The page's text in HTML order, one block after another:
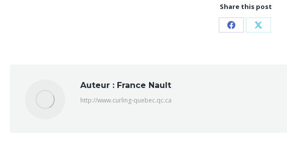
Share this post
PartagerPartager
Auteur : France Nault
http://www.curling-quebec.qc.ca